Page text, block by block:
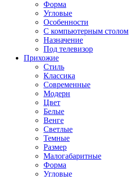
Форма
Угловые
Особенности
С компьютерным столом
Назначение
Под телевизор
Прихожие
Стиль
Классика
Современные
Модерн
Цвет
Белые
Венге
Светлые
Темные
Размер
Малогабаритные
Форма
Угловые